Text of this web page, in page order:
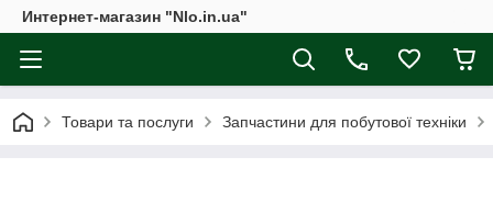
Интернет-магазин "Nlo.in.ua"
Товари та послуги Запчастини для побутової техніки